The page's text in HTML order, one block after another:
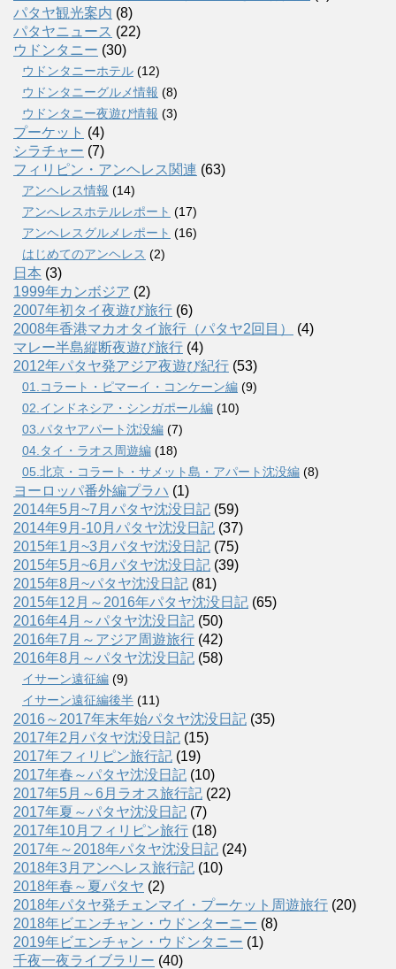
パタヤ観光案内 (8)
パタヤニュース (22)
ウドンタニー (30)
ウドンタニーホテル (12)
ウドンタニーグルメ情報 (8)
ウドンタニー夜遊び情報 (3)
プーケット (4)
シラチャー (7)
フィリピン・アンヘレス関連 (63)
アンヘレス情報 (14)
アンへレスホテルレポート (17)
アンヘレスグルメレポート (16)
はじめてのアンヘレス (2)
日本 (3)
1999年カンボジア (2)
2007年初タイ夜遊び旅行 (6)
2008年香港マカオタイ旅行（パタヤ2回目）
(4)
マレー半島縦断夜遊び旅行 (4)
2012年パタヤ発アジア夜遊び紀行 (53)
01.コラート・ピマーイ・コンケーン編 (9)
02.インドネシア・シンガポール編 (10)
03.パタヤアパート沈没編 (7)
04.タイ・ラオス周遊編 (18)
05.北京・コラート・サメット島・アパート沈没編 (8)
ヨーロッパ番外編プラハ (1)
2014年5月~7月パタヤ沈没日記 (59)
2014年9月-10月パタヤ沈没日記 (37)
2015年1月~3月パタヤ沈没日記 (75)
2015年5月~6月パタヤ沈没日記 (39)
2015年8月~パタヤ沈没日記 (81)
2015年12月～2016年パタヤ沈没日記 (65)
2016年4月～パタヤ沈没日記 (50)
2016年7月～アジア周遊旅行 (42)
2016年8月～パタヤ沈没日記 (58)
イサーン遠征編 (9)
イサーン遠征編後半 (11)
2016～2017年末年始パタヤ沈没日記 (35)
2017年2月パタヤ沈没日記 (15)
2017年フィリピン旅行記 (19)
2017年春～パタヤ沈没日記 (10)
2017年5月～6月ラオス旅行記 (22)
2017年夏～パタヤ沈没日記 (7)
2017年10月フィリピン旅行 (18)
2017年～2018年パタヤ沈没日記 (24)
2018年3月アンヘレス旅行記 (10)
2018年春～夏パタヤ (2)
2018年パタヤ発チェンマイ・プーケット周遊旅行 (20)
2018年ビエンチャン・ウドンターニー (8)
2019年ビエンチャン・ウドンタニー (1)
千夜一夜ライブラリー (40)